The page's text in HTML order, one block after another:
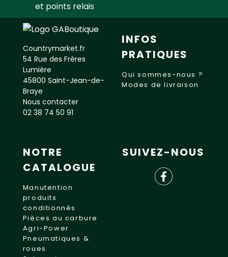
et points relais
Countrymarket.fr
54 Rue des Frères
Lumière
45800 Saint-Jean-de-
Braye
Nous contacter
02 38 74 50 91
INFOS
PRATIQUES
Qui sommes-nous ?
Modes de livraison
NOTRE
CATALOGUE
Manutention
produits
conditionnés
Pièces au carbure
Agri-Power
Pneumatiques &
roues
SUIVEZ-NOUS